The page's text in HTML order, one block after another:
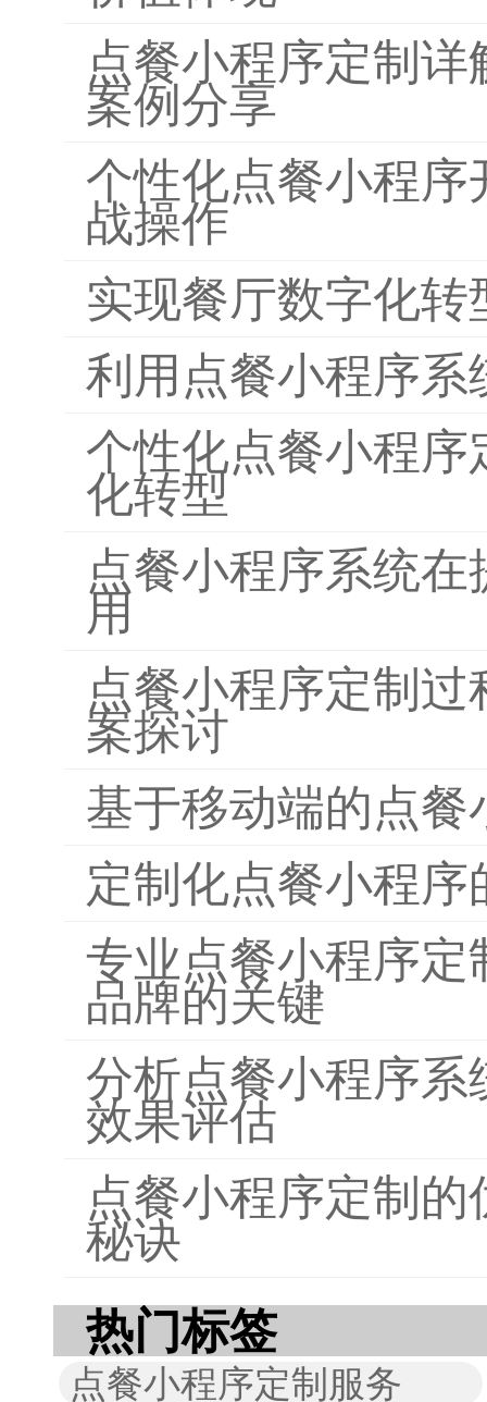
点餐小程序定制
案例分享
个性化点餐小程
战操作
实现餐厅数字化
利用点餐小程序
个性化点餐小程
化转型
点餐小程序系统
用
点餐小程序定制
案探讨
基于移动端的点餐
定制化点餐小程
专业点餐小程序
品牌的关键
分析点餐小程序
效果评估
点餐小程序定制
秘诀
热门标签
点餐小程序定制服务